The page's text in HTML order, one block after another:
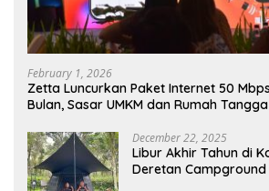
February 1, 2026
Zetta Luncurkan Paket Internet 50
Bulan, Sasar UMKM dan Rumah Tangga
December 22, 2025
Libur Akhir Tahun di
Deretan